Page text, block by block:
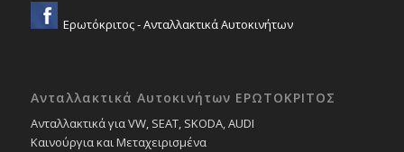
Ερωτόκριτος - Ανταλλακτικά Αυτοκινήτων
Ανταλλακτικά Αυτοκινήτων ΕΡΩΤΟΚΡΙΤΟΣ
Ανταλλακτικά για VW, SEAT, SKODA, AUDI
Καινούργια και Μεταχειρισμένα